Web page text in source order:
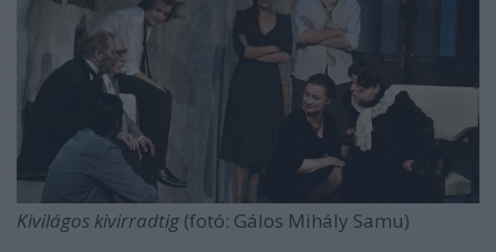
Kivilágos kivirradtig (fotó: Gálos Mihály Samu)